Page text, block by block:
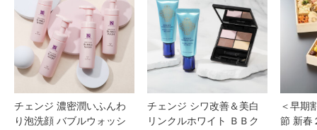
チェンジ 濃密潤いふんわ
り泡洗顔 バブルウォッシ
チェンジ シワ改善＆美白
リンクルホワイト ＢＢク
＜早期
節 新春